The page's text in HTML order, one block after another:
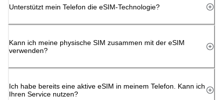
Unterstützt mein Telefon die eSIM-Technologie?
Kann ich meine physische SIM zusammen mit der eSIM
verwenden?
Ich habe bereits eine aktive eSIM in meinem Telefon. Kann ich
Ihren Service nutzen?